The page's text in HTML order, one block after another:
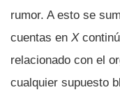
rumor. A esto se
cuentas en X
relacionado con el
cualquier supuesto